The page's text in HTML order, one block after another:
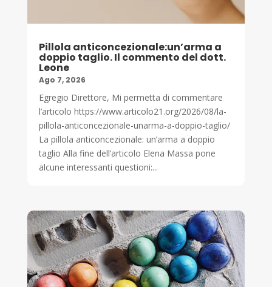
Pillola anticoncezionale:un’arma a
doppio taglio. Il commento del dott.
Leone
Ago 7, 2026
Egregio Direttore, Mi permetta di commentare
l’articolo https://www.articolo21.org/2026/08/la-
pillola-anticoncezionale-unarma-a-doppio-taglio/
La pillola anticoncezionale: un’arma a doppio
taglio Alla fine dell’articolo Elena Massa pone
alcune interessanti questioni:...